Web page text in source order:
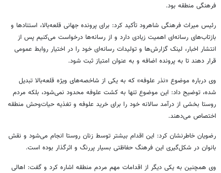
فرهنگی منطقه بود.
رئیس میراث فرهنگی شاهرود تأکید کرد: برای پرونده جهانی قلعه‌بالا، استنادها و
بازتاب‌های رسانه‌ای اهمیت زیادی دارد و از رسانه‌ها درخواست می‌کنیم پس از
انتشار اخبار، لینک گزارش‌ها و تولیدات رسانه‌ای خود را در اختیار روابط عمومی
قرار دهند تا به پرونده اضافه و به عنوان امتیاز ثبت شود.
وی درباره موضوع «نذر علوفه» که به یکی از شاخصه‌های ویژه قلعه‌بالا تبدیل
شده، توضیح داد: این موضوع تنها به کشت علوفه محدود نمی‌شود، بلکه مردم
روستا بخشی از درآمد سالانه خود را برای خرید علوفه و تغذیه حیات‌وحش منطقه
اختصاص می‌دهند.
رضویان خاطرنشان کرد: این اقدام بیشتر توسط زنان روستا انجام می‌شود و نقش
بانوان در شکل‌گیری این فرهنگ حفاظتی بسیار پررنگ و اثرگذار بوده است.
وی همچنین به یکی دیگر از اقدامات مهم مردم منطقه اشاره کرد و گفت: اهالی